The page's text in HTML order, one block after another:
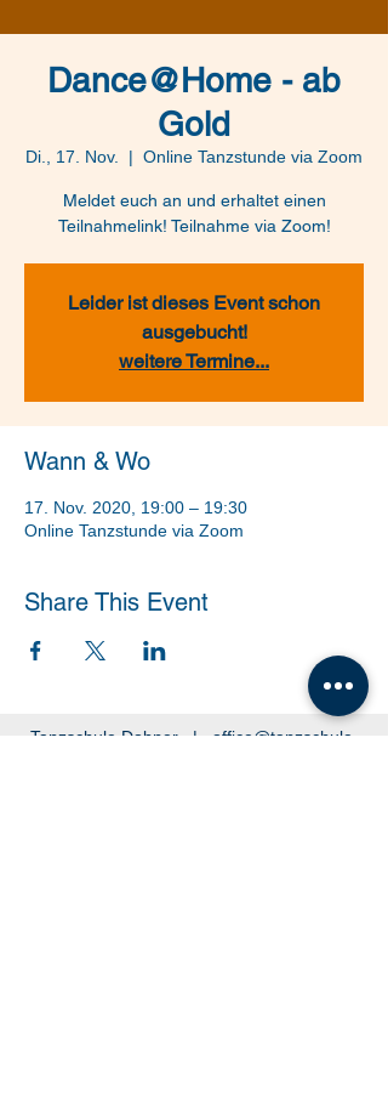
Dance@Home - ab
Gold
Di., 17. Nov.
  |
Online Tanzstunde via Zoom
Meldet euch an und erhaltet einen
Teilnahmelink! Teilnahme via Zoom!
Leider ist dieses Event schon
ausgebucht!
weitere Termine...
Wann & Wo
17. Nov. 2020, 19:00 – 19:30
Online Tanzstunde via Zoom
Share This Event
Tanzschule Dobner | office@tanzschule-